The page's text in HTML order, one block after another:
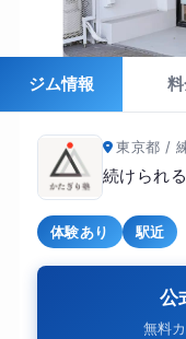
ジム情報
東京都 /
続けられ
体験あり 駅近
公
無料